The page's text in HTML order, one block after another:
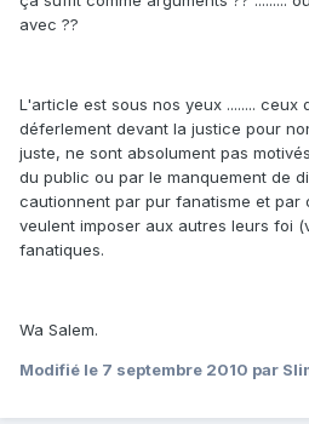
avec ??
L'article est sous nos yeux ........ ceux
déferlement devant la justice pour
juste, ne sont absolument pas
du public ou par le manquement de
cautionnent par pur fanatisme et par
veulent imposer aux autres leurs foi
fanatiques.
Wa Salem.
Modifié le 7 septembre 2010 par